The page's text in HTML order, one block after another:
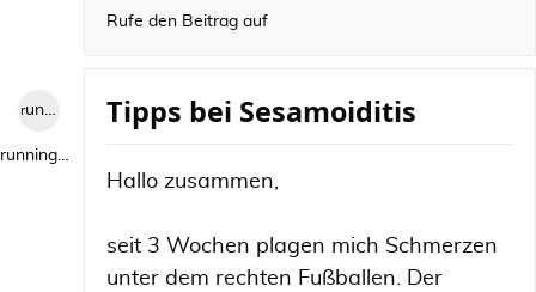
Rufe den Beitrag auf
runningwild1
runningwild1
Tipps bei Sesamoiditis
Hallo zusammen,
seit 3 Wochen plagen mich Schmerzen
unter dem rechten Fußballen. Der